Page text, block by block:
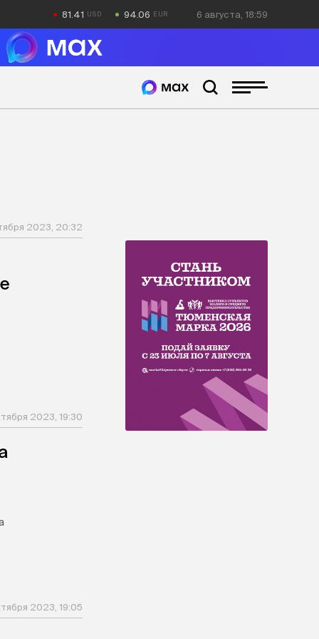
81.41 94.06 6 августа, 18:59
2023, 20:32
2023, 19:30
2023, 19:05